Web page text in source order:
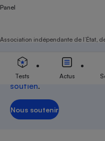
Soutenez-nous
Aujourd'hui plus que
soutien.
Nous soutenir
Panel
Association indépendante de l’État,
Tests Actus